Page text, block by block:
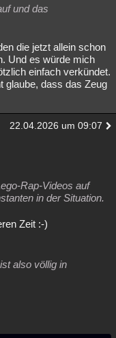
und das
die jetzt allein schon
Und es würde mich
einfach verkündet.
glaube, dass das Zeug
22.04.2026 um 09:07
Rap-Videos auf
in der Situation.
Zeit :-)
also völlig in